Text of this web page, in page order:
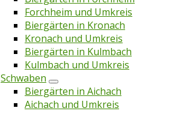
Forchheim und Umkreis
Biergärten in Kronach
Kronach und Umkreis
Biergärten in Kulmbach
Kulmbach und Umkreis
Schwaben
Biergärten in Aichach
Aichach und Umkreis